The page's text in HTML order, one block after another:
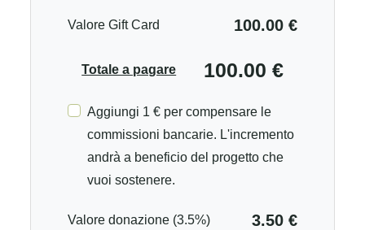
Valore Gift Card 100.00 €
Totale a pagare 100.00 €
Aggiungi 1 € per compensare le
commissioni bancarie. L'incremento
andrà a beneficio del progetto che
vuoi sostenere.
Valore donazione (3.5%) 3.50 €